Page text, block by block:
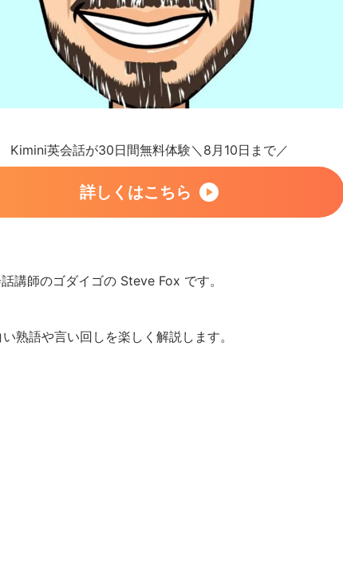
Kimini英会話が30日間無料体験＼8月10日まで／
詳しくはこちら
講師のゴダイゴの Steve Fox です。
熟語や言い回しを楽しく解説します。